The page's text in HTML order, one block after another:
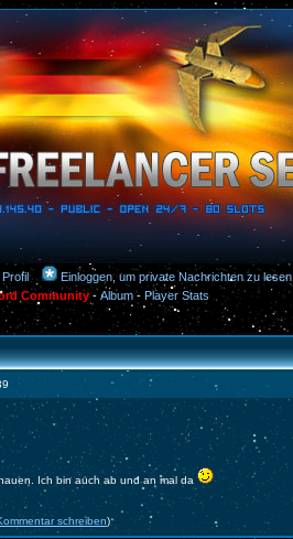
Profil Einloggen, um private Nachrichten zu lesen
Community- Album- Player Stats
Ich bin auch ab und an mal da
schreiben)